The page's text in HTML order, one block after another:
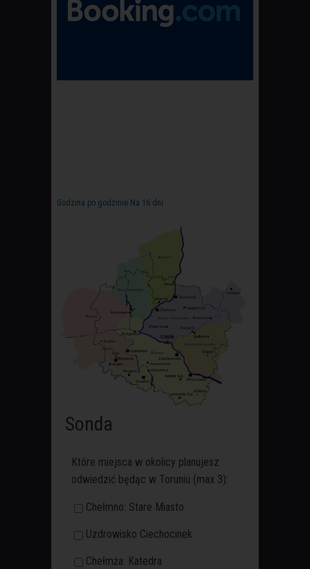
Godzina po godzinie Na 16 dni
Sonda
Które miejsca w okolicy planujesz
odwiedzić będąc w Toruniu (max 3):
Chełmno: Stare Miasto
Uzdrowisko Ciechocinek
Chełmża: Katedra